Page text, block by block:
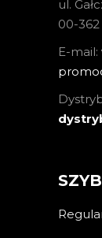
ul.
00-
E-mail: